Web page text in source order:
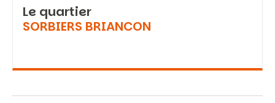
Le quartier
SORBIERS BRIANCON